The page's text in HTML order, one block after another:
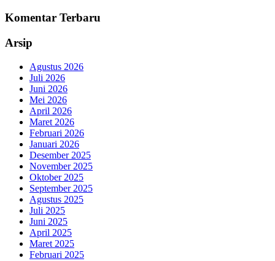
Komentar Terbaru
Arsip
Agustus 2026
Juli 2026
Juni 2026
Mei 2026
April 2026
Maret 2026
Februari 2026
Januari 2026
Desember 2025
November 2025
Oktober 2025
September 2025
Agustus 2025
Juli 2025
Juni 2025
April 2025
Maret 2025
Februari 2025